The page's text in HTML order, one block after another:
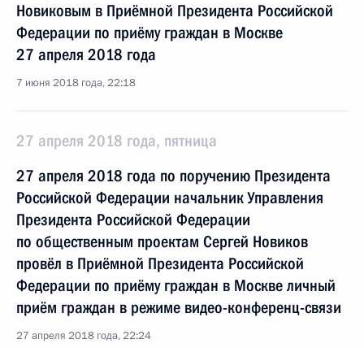
Новиковым в Приёмной Президента Российской
Федерации по приёму граждан в Москве
27 апреля 2018 года
7 июня 2018 года, 22:18
27 апреля 2018 года, пятница
27 апреля 2018 года по поручению Президента
Российской Федерации начальник Управления
Президента Российской Федерации
по общественным проектам Сергей Новиков
провёл в Приёмной Президента Российской
Федерации по приёму граждан в Москве личный
приём граждан в режиме видео-конференц-связи
27 апреля 2018 года, 22:24